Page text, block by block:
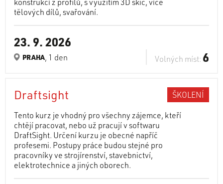
tělových dílů, svařování.
23. 9. 2026
PRAHA, 1 den Volných míst: 6
Draftsight
ŠKOLENÍ
Tento kurz je vhodný pro všechny zájemce, kteří
chtějí pracovat, nebo už pracují v softwaru
DraftSight. Určení kurzu je obecné napříč
profesemi. Postupy práce budou stejné pro
pracovníky ve strojírenství, stavebnictví,
elektrotechnice a jiných oborech.